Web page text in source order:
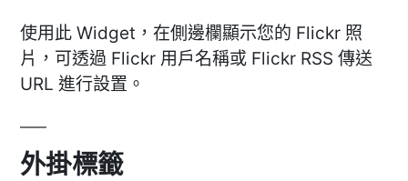
使用此 Widget，在側邊欄顯示您的 Flickr 照
片，可透過 Flickr 用戶名稱或 Flickr RSS 傳送
URL 進行設置。
外掛標籤